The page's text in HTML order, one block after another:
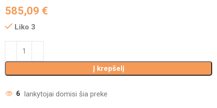
585,09 €
Liko 3
Į krepšelį
6 lankytojai domisi šia preke